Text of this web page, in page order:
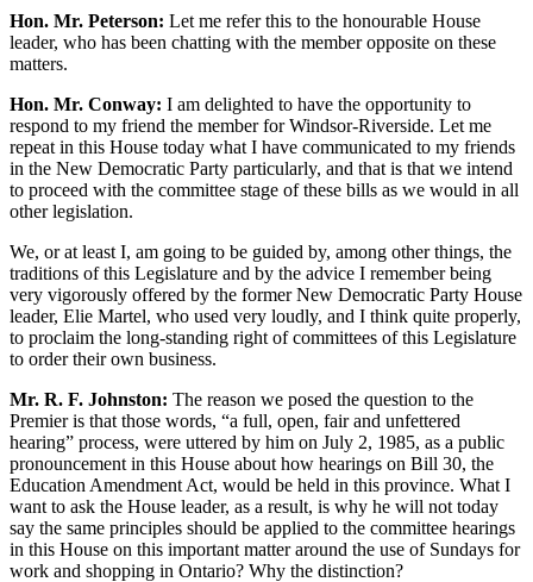
Hon. Mr. Peterson: Let me refer this to the honourable House
leader, who has been chatting with the member opposite on these
matters.
Hon. Mr. Conway: I am delighted to have the opportunity to
respond to my friend the member for Windsor-Riverside. Let me
repeat in this House today what I have communicated to my friends
in the New Democratic Party particularly, and that is that we intend
to proceed with the committee stage of these bills as we would in all
other legislation.
We, or at least I, am going to be guided by, among other things, the
traditions of this Legislature and by the advice I remember being
very vigorously offered by the former New Democratic Party House
leader, Elie Martel, who used very loudly, and I think quite properly,
to proclaim the long-standing right of committees of this Legislature
to order their own business.
Mr. R. F. Johnston: The reason we posed the question to the
Premier is that those words, “a full, open, fair and unfettered
hearing” process, were uttered by him on July 2, 1985, as a public
pronouncement in this House about how hearings on Bill 30, the
Education Amendment Act, would be held in this province. What I
want to ask the House leader, as a result, is why he will not today
say the same principles should be applied to the committee hearings
in this House on this important matter around the use of Sundays for
work and shopping in Ontario? Why the distinction?